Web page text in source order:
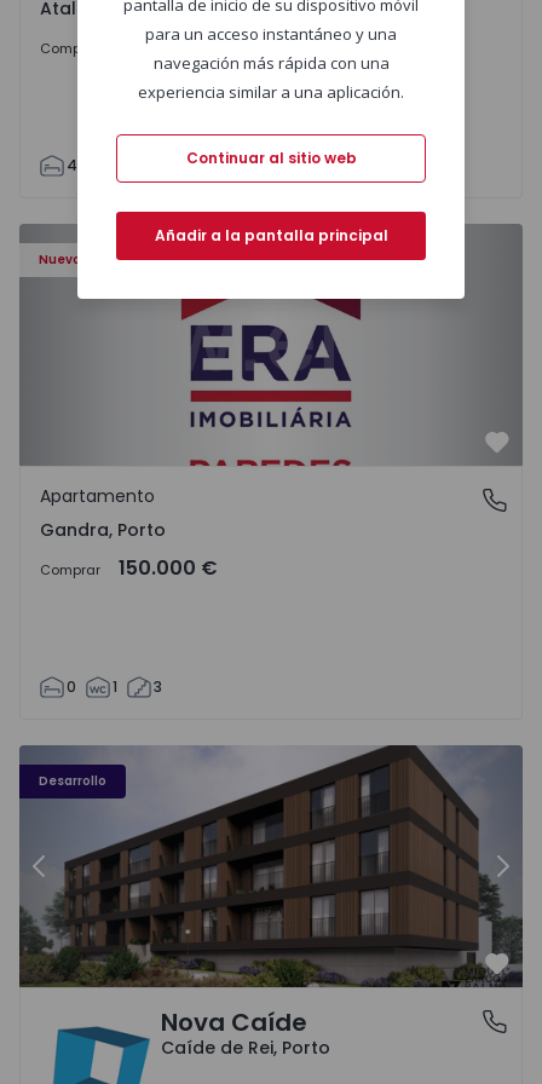
Atalaia e Alto Estanqueiro-Jardia, Setúbal
Comprar 699.000 €
4 295 7500 0
Nuevo
Apartamento T0 Paredes, Gandra - 1575265 - 1
Gandra, Porto
Apartamento
Gandra, Porto
Comprar 150.000 €
0 1 3
Desarrollo
Nova Caíde - 1
Anterior
Caíde de Rei, PortoNova Caíde
Caíde de Rei, Porto
pantalla de inicio de su dispositivo móvil
para un acceso instantáneo y una
navegación más rápida con una
experiencia similar a una aplicación.
Continuar al sitio web
Añadir a la pantalla principal